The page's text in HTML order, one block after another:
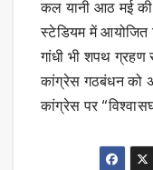
कल यानी आठ मई
स्टेडियम में आयोजित
गांधी भी शपथ ग्रहण
कांग्रेस गठबंधन को
कांग्रेस पर